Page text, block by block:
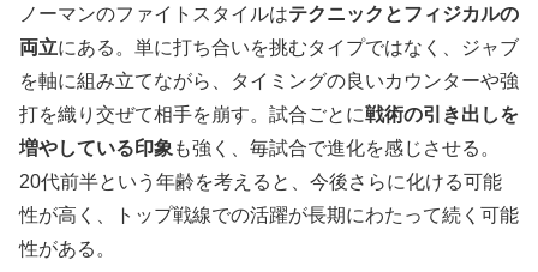
ノーマンのファイトスタイルはテクニックとフィジカルの
両立にある。単に打ち合いを挑むタイプではなく、ジャブ
を軸に組み立てながら、タイミングの良いカウンターや強
打を織り交ぜて相手を崩す。試合ごとに戦術の引き出しを
増やしている印象 も強く、毎試合で進化を感じさせる。
20代前半という年齢を考えると、今後さらに化ける可能
性が高く、トップ戦線での活躍が長期にわたって続く可能
性がある。